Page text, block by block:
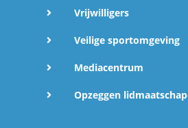
Vrijwilligers
Veilige sportomgeving
Mediacentrum
Opzeggen lidmaatschap